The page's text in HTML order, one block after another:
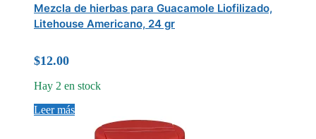
Mezcla de hierbas para Guacamole Liofilizado,
Litehouse Americano, 24 gr
$12.00
Hay 2 en stock
Leer más